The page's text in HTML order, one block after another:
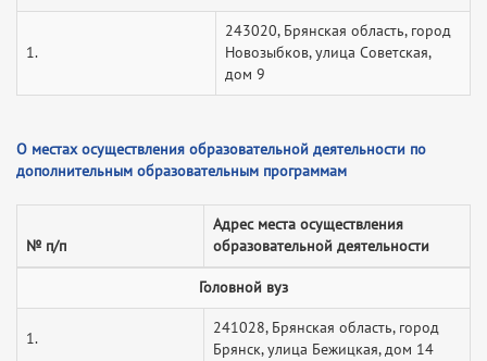
1.
243020, Брянская область, город
Новозыбков, улица Советская,
дом 9
О местах осуществления образовательной деятельности по
дополнительным образовательным программам
№ п/п
Адрес места осуществления
образовательной деятельности
Головной вуз
1.
241028, Брянская область, город
Брянск, улица Бежицкая, дом 14